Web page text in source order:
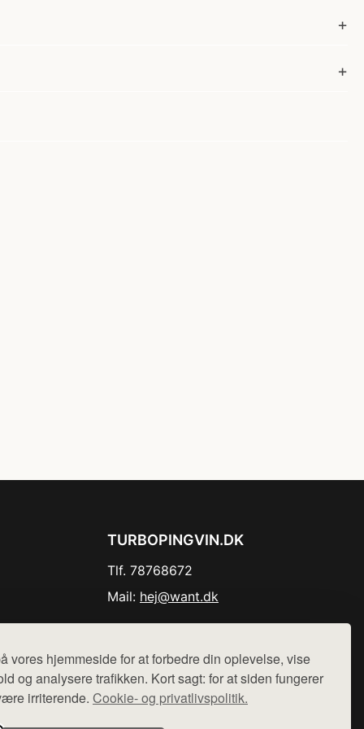
vores hjemmeside for at forbedre din oplevelse, vise
og analysere trafikken. Kort sagt: for at siden fungerer
irriterende. Cookie- og privatlivspolitik.
TURBOPINGVIN.DK
Tlf. 78768672
Mail: hej@want.dk
sælges ikke varer fra denne side - vi henviser til de shops,